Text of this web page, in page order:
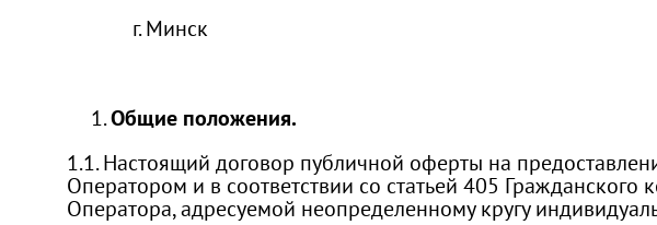
г. Минск редакция от
Общие положения.
1.1. Настоящий договор публичной оферты на
Оператором и в соответствии со статьей 405
Оператора, адресуемой неопределенному кругу